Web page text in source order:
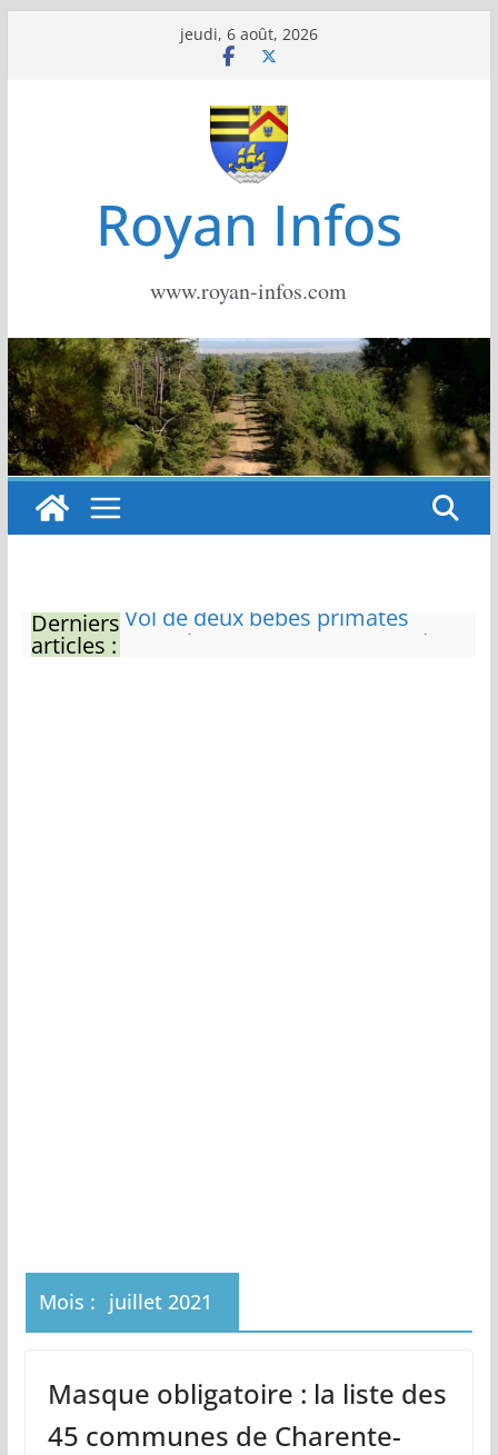
jeudi, 6 août, 2026
Royan Infos
www.royan-infos.com
Derniers
articles :
Eau potable : Le préfet de
Mois : juillet 2021
Masque obligatoire : la liste des
45 communes de Charente-